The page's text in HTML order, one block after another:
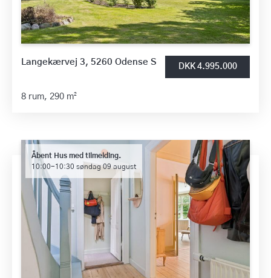
Langekærvej 3, 5260 Odense S DKK 4.995.000
8 rum, 290 m²
Åbent Hus med tilmelding.
10:00-10:30 søndag 09 august